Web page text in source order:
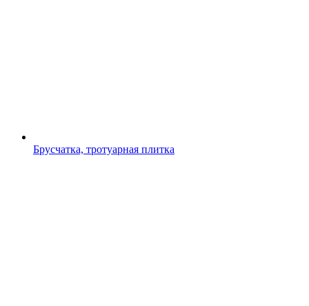
Брусчатка, тротуарная плитка